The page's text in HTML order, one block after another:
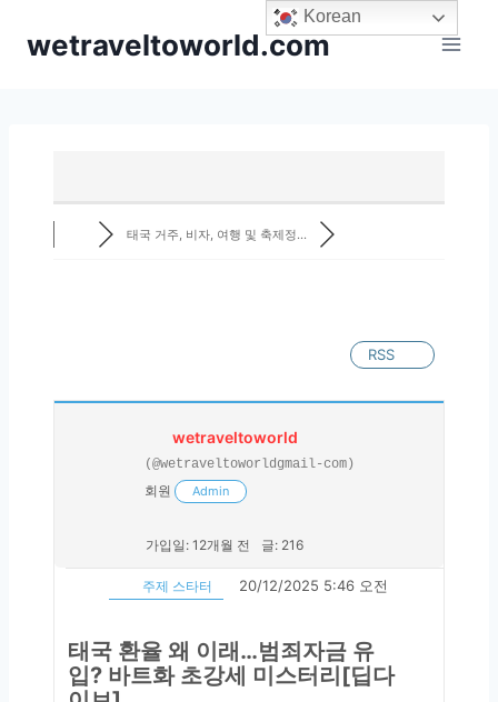
wetraveltoworld.com
태국 거주, 비자, 여행 및 축제정...
RSS
wetraveltoworld
(@wetraveltoworldgmail-com)
회원 Admin
가입일: 12개월 전 글: 216
주제 스타터 20/12/2025 5:46 오전
태국 환율 왜 이래…범죄자금 유
입? 바트화 초강세 미스터리[딥다
Korean